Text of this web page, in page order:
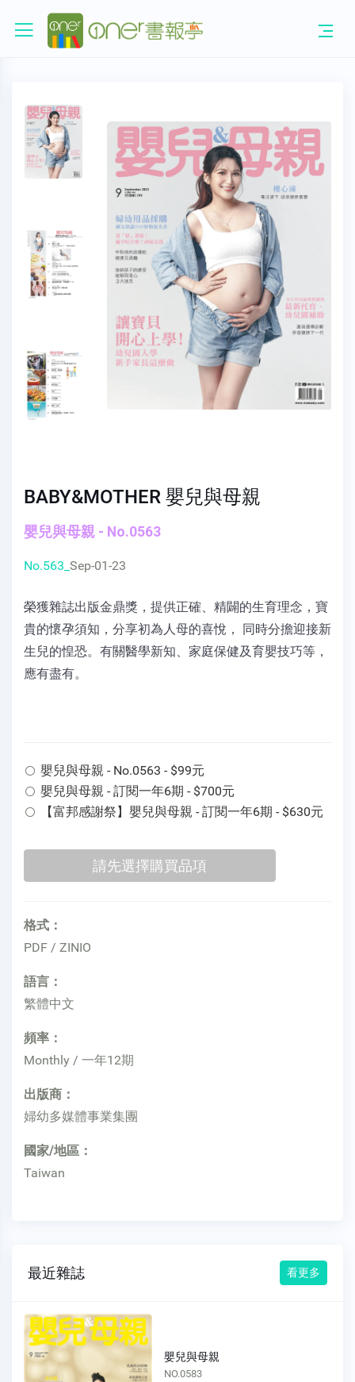
BABY&MOTHER 嬰兒與母親
嬰兒與母親 - No.0563
No.563_ Sep-01-23
榮獲雜誌出版金鼎獎，提供正確、精闢的生育理念，寶
貴的懷孕須知，分享初為人母的喜悅， 同時分擔迎接新
生兒的惶恐。有關醫學新知、家庭保健及育嬰技巧等，
應有盡有。
嬰兒與母親 - No.0563 - $99元
嬰兒與母親 - 訂閱一年6期 - $700元
【富邦感謝祭】嬰兒與母親 - 訂閱一年6期 - $630元
格式：
PDF / ZINIO
語言：
繁體中文
頻率：
Monthly / 一年12期
出版商：
婦幼多媒體事業集團
國家/地區：
Taiwan
最近雜誌 看更多
嬰兒與母親
NO.0583